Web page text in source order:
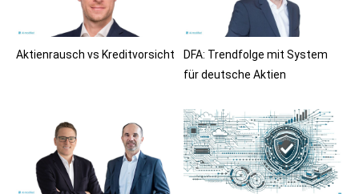
Aktienrausch vs Kreditvorsicht
DFA: Trendfolge mit System
für deutsche Aktien